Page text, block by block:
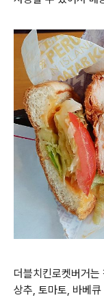
더블치킨로켓버거
상추, 토마토, 바베